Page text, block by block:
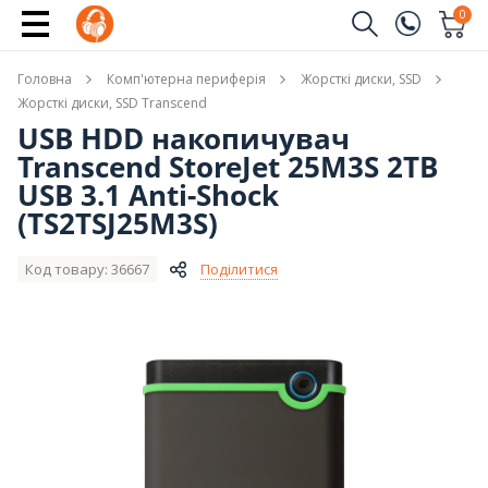
(096)
(044)
0
Ім'я
Телефон
Надіслати
Головна Комп'ютерна периферія
Жорсткі диски, SSD
Жорсткі диски, SSD Transcend
USB HDD накопичувач
Transcend StoreJet 25M3S 2TB
USB 3.1 Anti-Shock
(TS2TSJ25M3S)
Код товару: 36667 Поділитися
Повідомити про наявність